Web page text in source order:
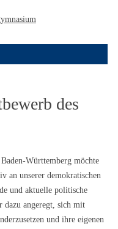
springen
des
Württemberg möchte
an unserer demokratischen
und aktuelle politische
dazu angeregt, sich mit
und ihre eigenen